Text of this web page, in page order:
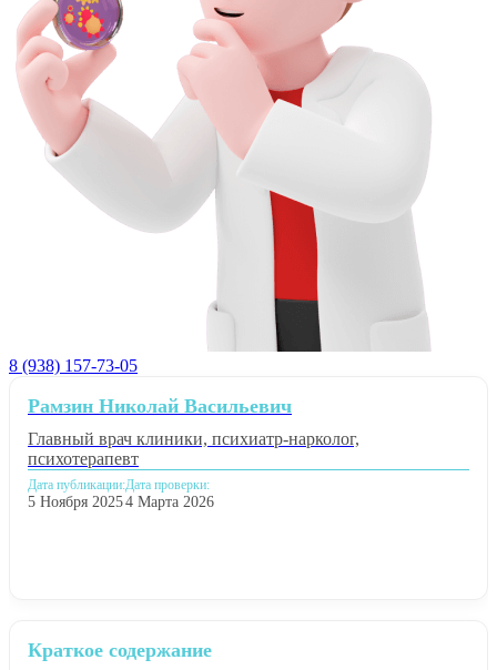
8 (938) 157-73-05
Краткое содержание
Рамзин Николай Васильевич
Главный врач клиники, психиатр-нарколог,
психотерапевт
Дата публикации:
5 Ноября 2025
Дата проверки:
4 Марта 2026